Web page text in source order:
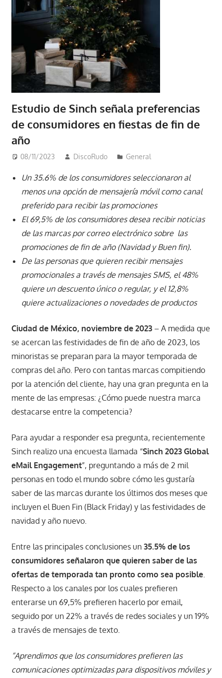
Estudio de Sinch señala preferencias
de consumidores en fiestas de fin de
año
08/11/2023 DiscoRudo General
Un 35.6% de los consumidores seleccionaron al
menos una opción de mensajería móvil como canal
preferido para recibir las promociones
El 69,5% de los consumidores desea recibir noticias
de las marcas por correo electrónico sobre las
promociones de fin de año (Navidad y Buen fin).
De las personas que quieren recibir mensajes
promocionales a través de mensajes SMS, el 48%
quiere un descuento único o regular, y el 12,8%
quiere actualizaciones o novedades de productos
Ciudad de México, noviembre de 2023– A medida que
se acercan las festividades de fin de año de 2023, los
minoristas se preparan para la mayor temporada de
compras del año. Pero con tantas marcas compitiendo
por la atención del cliente, hay una gran pregunta en la
mente de las empresas: ¿Cómo puede nuestra marca
destacarse entre la competencia?
Para ayudar a responder esa pregunta, recientemente
Sinch realizo una encuesta llamada “Sinch 2023 Global
eMail Engagement”, preguntando a más de 2 mil
personas en todo el mundo sobre cómo les gustaría
saber de las marcas durante los últimos dos meses que
incluyen el Buen Fin (Black Friday) y las festividades de
navidad y año nuevo.
Entre las principales conclusiones un 35.5% de los
consumidores señalaron que quieren saber de las
ofertas de temporada tan pronto como sea posible.
Respecto a los canales por los cuales prefieren
enterarse un 69,5% prefieren hacerlo por email,
seguido por un 22% a través de redes sociales y un 19%
a través de mensajes de texto.
“Aprendimos que los consumidores prefieren las
comunicaciones optimizadas para dispositivos móviles y